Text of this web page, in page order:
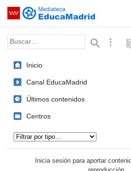
Saltar navegación
Palabra o frase:
Inicio
Canal EducaMadrid
Últimos contenidos
Centros
Inicia sesión para aportar